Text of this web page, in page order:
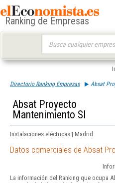
Ranking de Empresas
Directorio Ranking Empresas Absat
Absat Proyecto
Mantenimiento Sl
Instalaciones eléctricas | Madrid
Datos comerciales de Absat
La información del Ranking que ocupa